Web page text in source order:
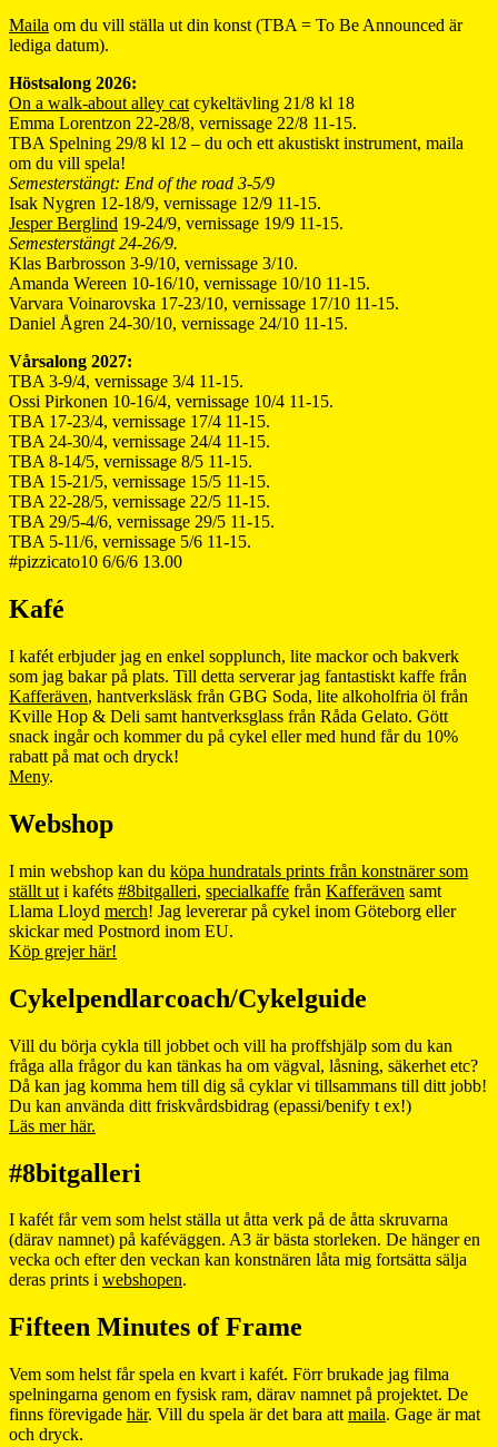
Maila om du vill ställa ut din konst (TBA = To Be Announced är
lediga datum).
Höstsalong 2026:
On a walk-about alley cat cykeltävling 21/8 kl 18
Emma Lorentzon 22-28/8, vernissage 22/8 11-15.
TBA Spelning 29/8 kl 12 – du och ett akustiskt instrument, maila
om du vill spela!
Semesterstängt: End of the road 3-5/9
Isak Nygren 12-18/9, vernissage 12/9 11-15.
Jesper Berglind 19-24/9, vernissage 19/9 11-15.
Semesterstängt 24-26/9.
Klas Barbrosson 3-9/10, vernissage 3/10.
Amanda Wereen 10-16/10, vernissage 10/10 11-15.
Varvara Voinarovska 17-23/10, vernissage 17/10 11-15.
Daniel Ågren 24-30/10, vernissage 24/10 11-15.
Vårsalong 2027:
TBA 3-9/4, vernissage 3/4 11-15.
Ossi Pirkonen 10-16/4, vernissage 10/4 11-15.
TBA 17-23/4, vernissage 17/4 11-15.
TBA 24-30/4, vernissage 24/4 11-15.
TBA 8-14/5, vernissage 8/5 11-15.
TBA 15-21/5, vernissage 15/5 11-15.
TBA 22-28/5, vernissage 22/5 11-15.
TBA 29/5-4/6, vernissage 29/5 11-15.
TBA 5-11/6, vernissage 5/6 11-15.
#pizzicato10 6/6/6 13.00
Kafé
I kafét erbjuder jag en enkel sopplunch, lite mackor och bakverk
som jag bakar på plats. Till detta serverar jag fantastiskt kaffe från
Kafferäven, hantverksläsk från GBG Soda, lite alkoholfria öl från
Kville Hop & Deli samt hantverksglass från Råda Gelato. Gött
snack ingår och kommer du på cykel eller med hund får du 10%
rabatt på mat och dryck!
Meny.
Webshop
I min webshop kan du köpa hundratals prints från konstnärer som
ställt ut i kaféts #8bitgalleri, specialkaffe från Kafferäven samt
Llama Lloyd merch! Jag levererar på cykel inom Göteborg eller
skickar med Postnord inom EU.
Köp grejer här!
Cykelpendlarcoach/Cykelguide
Vill du börja cykla till jobbet och vill ha proffshjälp som du kan
fråga alla frågor du kan tänkas ha om vägval, låsning, säkerhet etc?
Då kan jag komma hem till dig så cyklar vi tillsammans till ditt jobb!
Du kan använda ditt friskvårdsbidrag (epassi/benify t ex!)
Läs mer här.
#8bitgalleri
I kafét får vem som helst ställa ut åtta verk på de åtta skruvarna
(därav namnet) på kaféväggen. A3 är bästa storleken. De hänger en
vecka och efter den veckan kan konstnären låta mig fortsätta sälja
deras prints i webshopen.
Fifteen Minutes of Frame
Vem som helst får spela en kvart i kafét. Förr brukade jag filma
spelningarna genom en fysisk ram, därav namnet på projektet. De
finns förevigade här. Vill du spela är det bara att maila. Gage är mat
och dryck.